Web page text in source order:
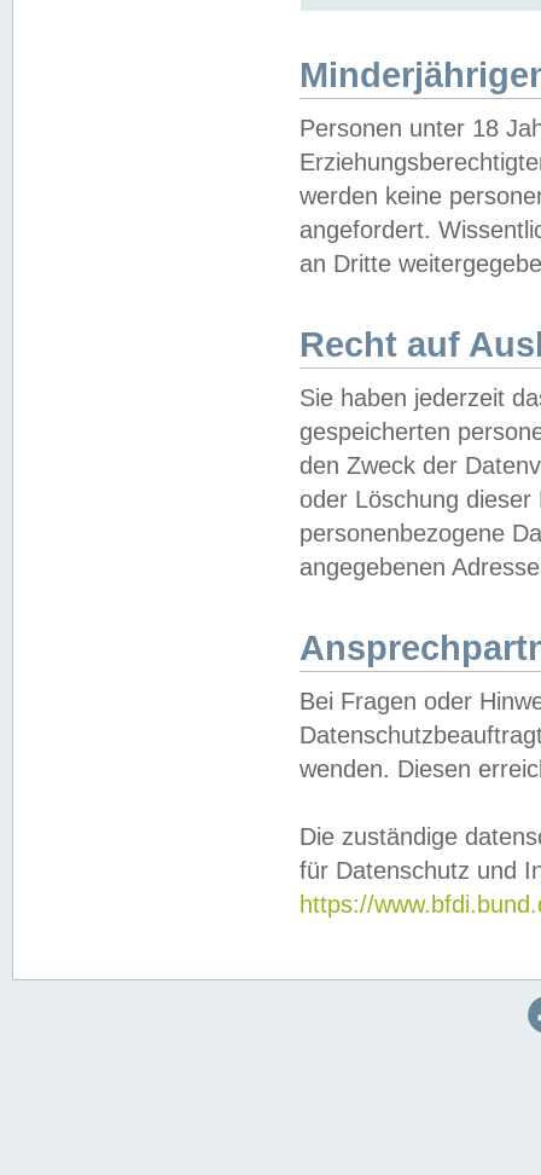
Personen unter 18
werden keine
angefordert.
an Dritte
Recht auf
Sie haben jederzeit
gespeicherten
den Zweck der
oder Löschung
personenbezogene
angegebenen
Bei Fragen oder
wenden. Diesen
Die zuständige
für Datenschutz und
https://